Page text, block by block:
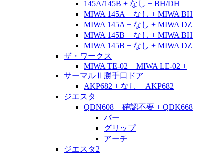
145A/145B + なし + BH/DH
MIWA 145A + なし + MIWA BH
MIWA 145A + なし + MIWA DZ
MIWA 145B + なし + MIWA BH
MIWA 145B + なし + MIWA DZ
ザ・ワークス
MIWA TE-02 + MIWA LE-02 +
サーマルⅡ勝手口ドア
AKP682 + なし + AKP682
ジエスタ
QDN608 + 確認不要 + QDK668
バー
グリップ
アーチ
ジエスタ2